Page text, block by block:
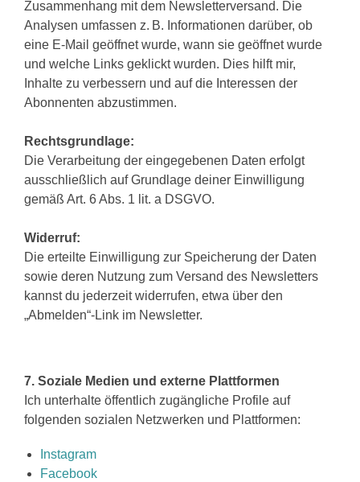
Zusammenhang mit dem Newsletterversand. Die
Analysen umfassen z. B. Informationen darüber, ob
eine E-Mail geöffnet wurde, wann sie geöffnet wurde
und welche Links geklickt wurden. Dies hilft mir,
Inhalte zu verbessern und auf die Interessen der
Abonnenten abzustimmen.
Rechtsgrundlage:
Die Verarbeitung der eingegebenen Daten erfolgt
ausschließlich auf Grundlage deiner Einwilligung
gemäß Art. 6 Abs. 1 lit. a DSGVO.
Widerruf:
Die erteilte Einwilligung zur Speicherung der Daten
sowie deren Nutzung zum Versand des Newsletters
kannst du jederzeit widerrufen, etwa über den
„Abmelden“-Link im Newsletter.
7. Soziale Medien und externe Plattformen
Ich unterhalte öffentlich zugängliche Profile auf
folgenden sozialen Netzwerken und Plattformen:
Instagram
Facebook